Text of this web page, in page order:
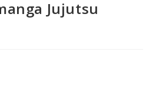
Jujutsu